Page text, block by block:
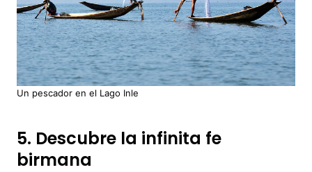
Un pescador en el Lago Inle
5. Descubre la infinita fe
birmana